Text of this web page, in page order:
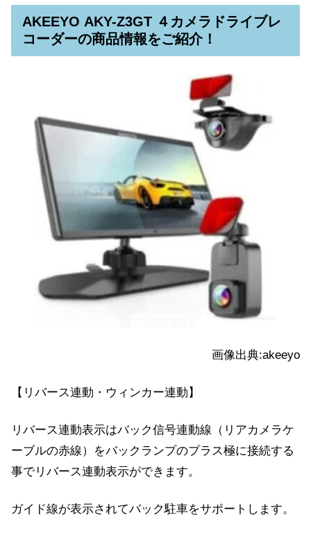
AKEEYO AKY-Z3GT ４カメラドライブレ
コーダーの商品情報をご紹介！
画像出典:akeeyo
【リバース連動・ウィンカー連動】
リバース連動表示はバック信号連動線（リアカメラケ
ーブルの赤線）をバックランプのプラス極に接続する
事でリバース連動表示ができます。
ガイド線が表示されてバック駐車をサポートします。